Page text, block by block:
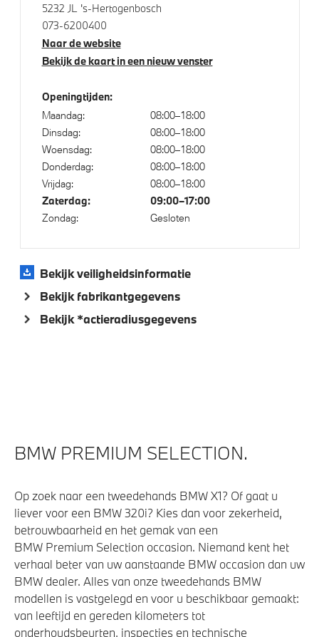
Cruise control
Buitenspiegels elektrisch inklapbaar
BMW Displaysleutel
Achteruitrijcamera
Bandenspanningsweergavesysteem
Parkeer assistent
Parking assistant plus
Regensensor
Verwarmde stoelen voor en achter
Aandrijving en onderstel
Veiligheid
Airbag bestuurder
Elektronisch Stabiliteits Programma
Akoestische waarschuwing voor voetgangers
5232 JL 's-Hertogenbosch
073-6200400
Naar de website
Bekijk de kaart in een nieuw venster
Openingtijden:
Maandag:
08:00–18:00
Dinsdag:
08:00–18:00
Woensdag:
08:00–18:00
Donderdag:
08:00–18:00
Vrijdag:
08:00–18:00
Zaterdag: 09:00–17:00
Zondag: Gesloten
Bekijk veiligheidsinformatie
Bekijk fabrikantgegevens
Bekijk *actieradiusgegevens
BMW PREMIUM SELECTION.
Op zoek naar een tweedehands BMW X1? Of gaat u
liever voor een BMW 320i? Kies dan voor zekerheid,
betrouwbaarheid en het gemak van een
BMW Premium Selection occasion. Niemand kent het
verhaal beter van uw aanstaande BMW occasion dan uw
BMW dealer. Alles van onze tweedehands BMW
modellen is vastgelegd en voor u beschikbaar gemaakt:
van leeftijd en gereden kilometers tot
onderhoudsbeurten, inspecties en technische